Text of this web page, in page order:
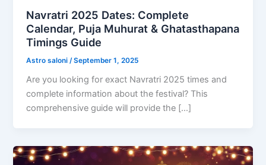
Navratri 2025 Dates: Complete
Calendar, Puja Muhurat & Ghatasthapana
Timings Guide
Astro saloni /September 1, 2025
Are you looking for exact Navratri 2025 times and
complete information about the festival? This
comprehensive guide will provide the […]